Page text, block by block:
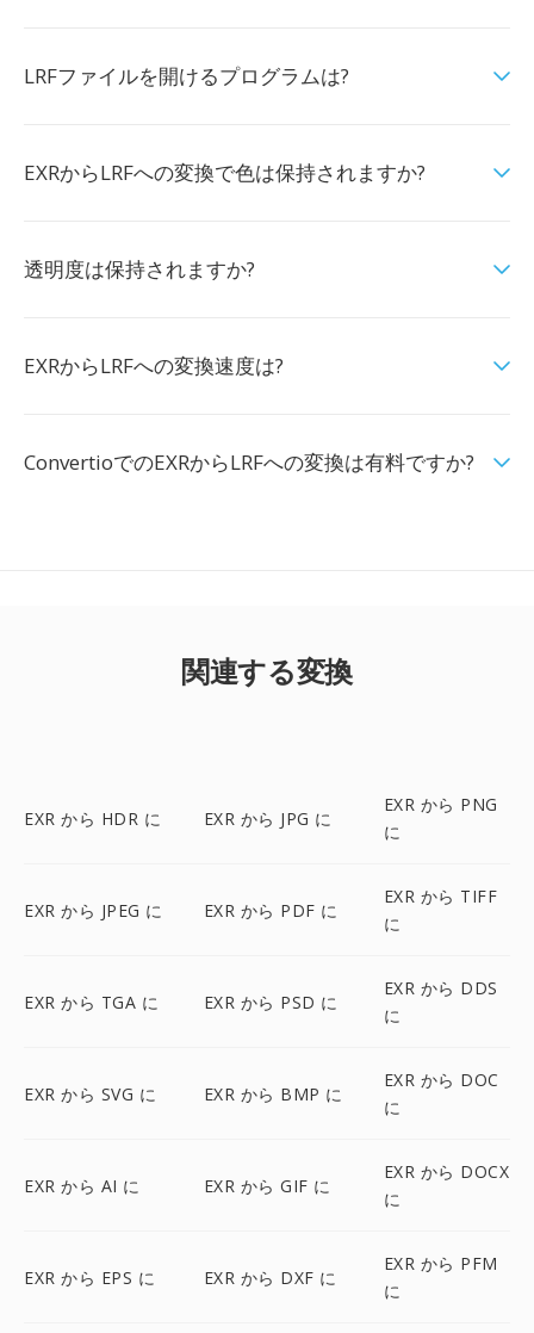
LRFファイルを開けるプログラムは?
EXRからLRFへの変換で色は保持されますか?
透明度は保持されますか?
EXRからLRFへの変換速度は?
ConvertioでのEXRからLRFへの変換は有料ですか?
関連する変換
EXR から HDR に EXR から JPG に
EXR から PNG
に
EXR から JPEG に EXR から PDF に
EXR から TIFF
に
EXR から TGA に EXR から PSD に
EXR から DDS
に
EXR から SVG に EXR から BMP に
EXR から DOC
に
EXR から AI に EXR から GIF に
EXR から DOCX
に
EXR から EPS に EXR から DXF に
EXR から PFM
に